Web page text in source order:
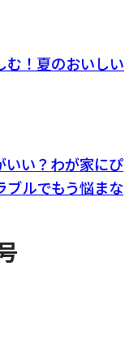
む！夏のおいしい
いい？わが家にぴ
ブルでもう悩まな